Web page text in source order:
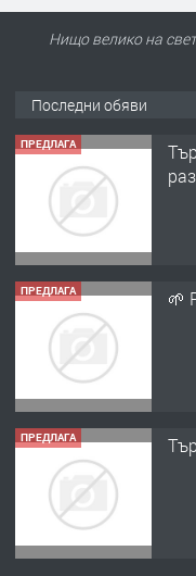
Нищо велико на
Последни обяви
ПРЕДЛАГА
ПРЕДЛАГА 🌱
ПРЕДЛАГА